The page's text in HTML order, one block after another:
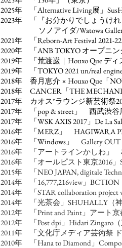
2025年 「Alternative Living展」SusHi
2023年 「『お分かりでしょうけれ
ソノアイダ/Watowa Gallery
2021年 「Reborn-Art Festival 2021-
2020年 「ANB TOKYO オープニン
2019年 「荒渡巌｜Houxo Que デ
2019年 「TOKYO 2021 un/real
2018年 香月恵介 × Houxo Que「
2018年 CANCER「THE
2017年 カオス*ラウンジ新芸術祭
2017年 「pop & street」 西武渋谷
2017年 「WSK AXIS 2017」De La
2016年 「MERZ」 HAGIWARA
2016年 「Windows」 Gallery
2016年 「アートラインかしわ」
2016年 「オールピスト東京2016」
2015年 「NEO JAPAN, digitale
2014年 「16,777,216view」BCTION
2014年 「STAR collaboration project
2014年 「光茶会」SHUHALLY（神
2012年 「Print and Paint」アート京
2012年 「Post dpi」Hidari Zingaro（
2011年 「文化庁メディア芸術祭 ド
2010年 「Hana to Diamond」